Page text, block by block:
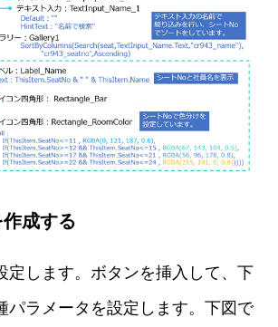
成する
定します。ボタンを挿入して、下
パラメータを設定します。下図で